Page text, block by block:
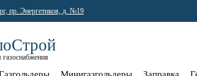
пр. Энергетиков, д. №19
газоснабжения